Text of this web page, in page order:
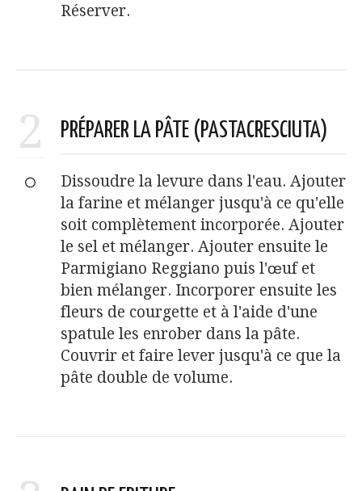
Réserver.
2 PRÉPARER LA PÂTE (PASTACRESCIUTA)
Dissoudre la levure dans l'eau. Ajouter
la farine et mélanger jusqu'à ce qu'elle
soit complètement incorporée. Ajouter
le sel et mélanger. Ajouter ensuite le
Parmigiano Reggiano puis l'œuf et
bien mélanger. Incorporer ensuite les
fleurs de courgette et à l'aide d'une
spatule les enrober dans la pâte.
Couvrir et faire lever jusqu'à ce que la
pâte double de volume.